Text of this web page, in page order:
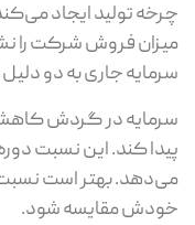
چرخه تولید ایجاد
میزان فروش شرکت را
سرمایه جاری به دو
سرمایه در گردش کاهش
پیدا کند. این نسبت
می‌دهد. بهتر است
خودش مقایسه شود.